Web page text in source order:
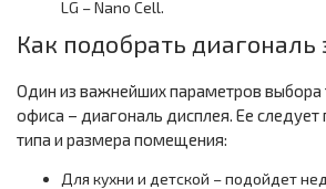
LG – Nano Cell.
Как подобрать диагональ
Один из важнейших параметров выбора
офиса – диагональ дисплея. Ее следует
типа и размера помещения:
Для кухни и детской – подойдет